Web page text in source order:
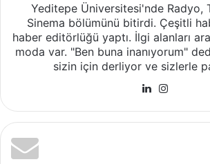
Yeditepe Üniversitesi'nde Radyo,
Sinema bölümünü bitirdi. Çeşitli
haber editörlüğü yaptı. İlgi alanları
moda var. "Ben buna inanıyorum"
sizin için derliyor ve sizlerle
LinkedIn